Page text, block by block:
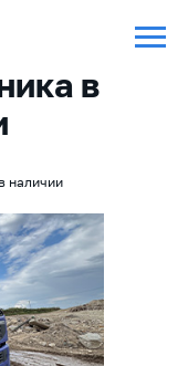
в
наличии